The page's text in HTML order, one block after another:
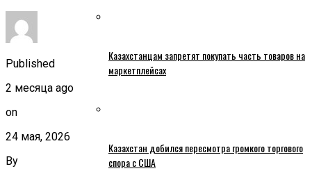
Казахстанцам запретят покупать часть товаров на
маркетплейсах
Казахстан добился пересмотра громкого торгового
спора с США
Published
2 месяца ago
on
24 мая, 2026
By